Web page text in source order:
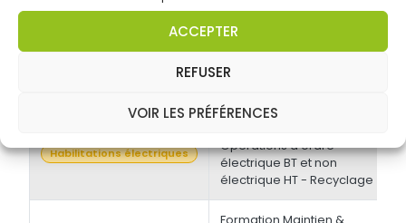
ACCEPTER
REFUSER
VOIR LES PRÉFÉRENCES
Tests CACES® R.484 Ponts
roulants et Portiques 1
Tests CACES® R.484 Ponts
Habilitations électriques
Opérations d'ordre
électrique BT et non
électrique HT - Recyclage